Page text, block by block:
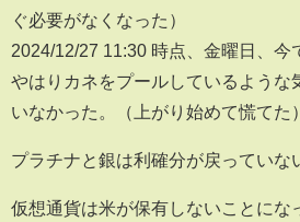
ぐ必要がなくなった）
2024/12/27 11:30 時点、金曜日、今
やはりカネをプールしているような
いなかった。（上がり始めて慌てた）
プラチナと銀は利確分が戻っていな
仮想通貨は米が保有しないことにな